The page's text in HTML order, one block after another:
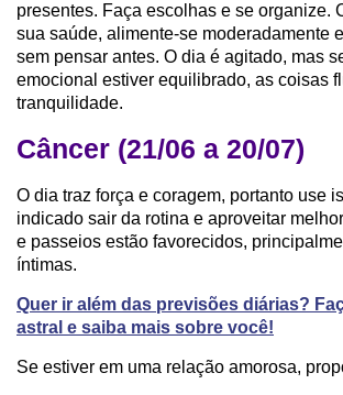
presentes. Faça escolhas e se organize.
sua saúde, alimente-se moderadamente
sem pensar antes. O dia é agitado, mas
emocional estiver equilibrado, as coisas
tranquilidade.
Câncer (21/06 a 20/07)
O dia traz força e coragem, portanto use
indicado sair da rotina e aproveitar
e passeios estão favorecidos,
íntimas.
Quer ir além das previsões diárias?
astral e saiba mais sobre você!
Se estiver em uma relação amorosa,